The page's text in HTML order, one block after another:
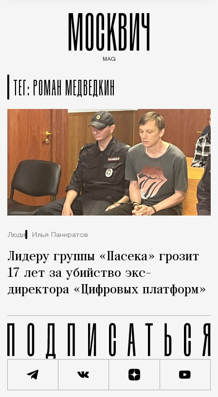
МОСКВИЧ
MAG
ТЕГ: РОМАН МЕДВЕДКИН
Люди Илья Панкратов
Лидеру группы «Пасека» грозит
17 лет за убийство экс-
директора «Цифровых платформ»